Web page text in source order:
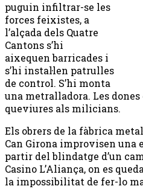
puguin infiltrar-se les
forces feixistes, a
l’alçada dels Quatre
Cantons s’hi
aixequen barricades i
s’hi instal·len patrulles
de control. S’hi monta
una metralladora. Les
queviures als milicians.
Els obrers de la fàbrica
Can Girona improvisen una
partir del blindatge d’un
Casino L’Aliança, on es
la impossibilitat de fer-lo